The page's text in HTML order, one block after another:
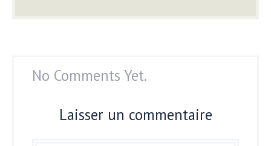
No Comments Yet.
Laisser un commentaire